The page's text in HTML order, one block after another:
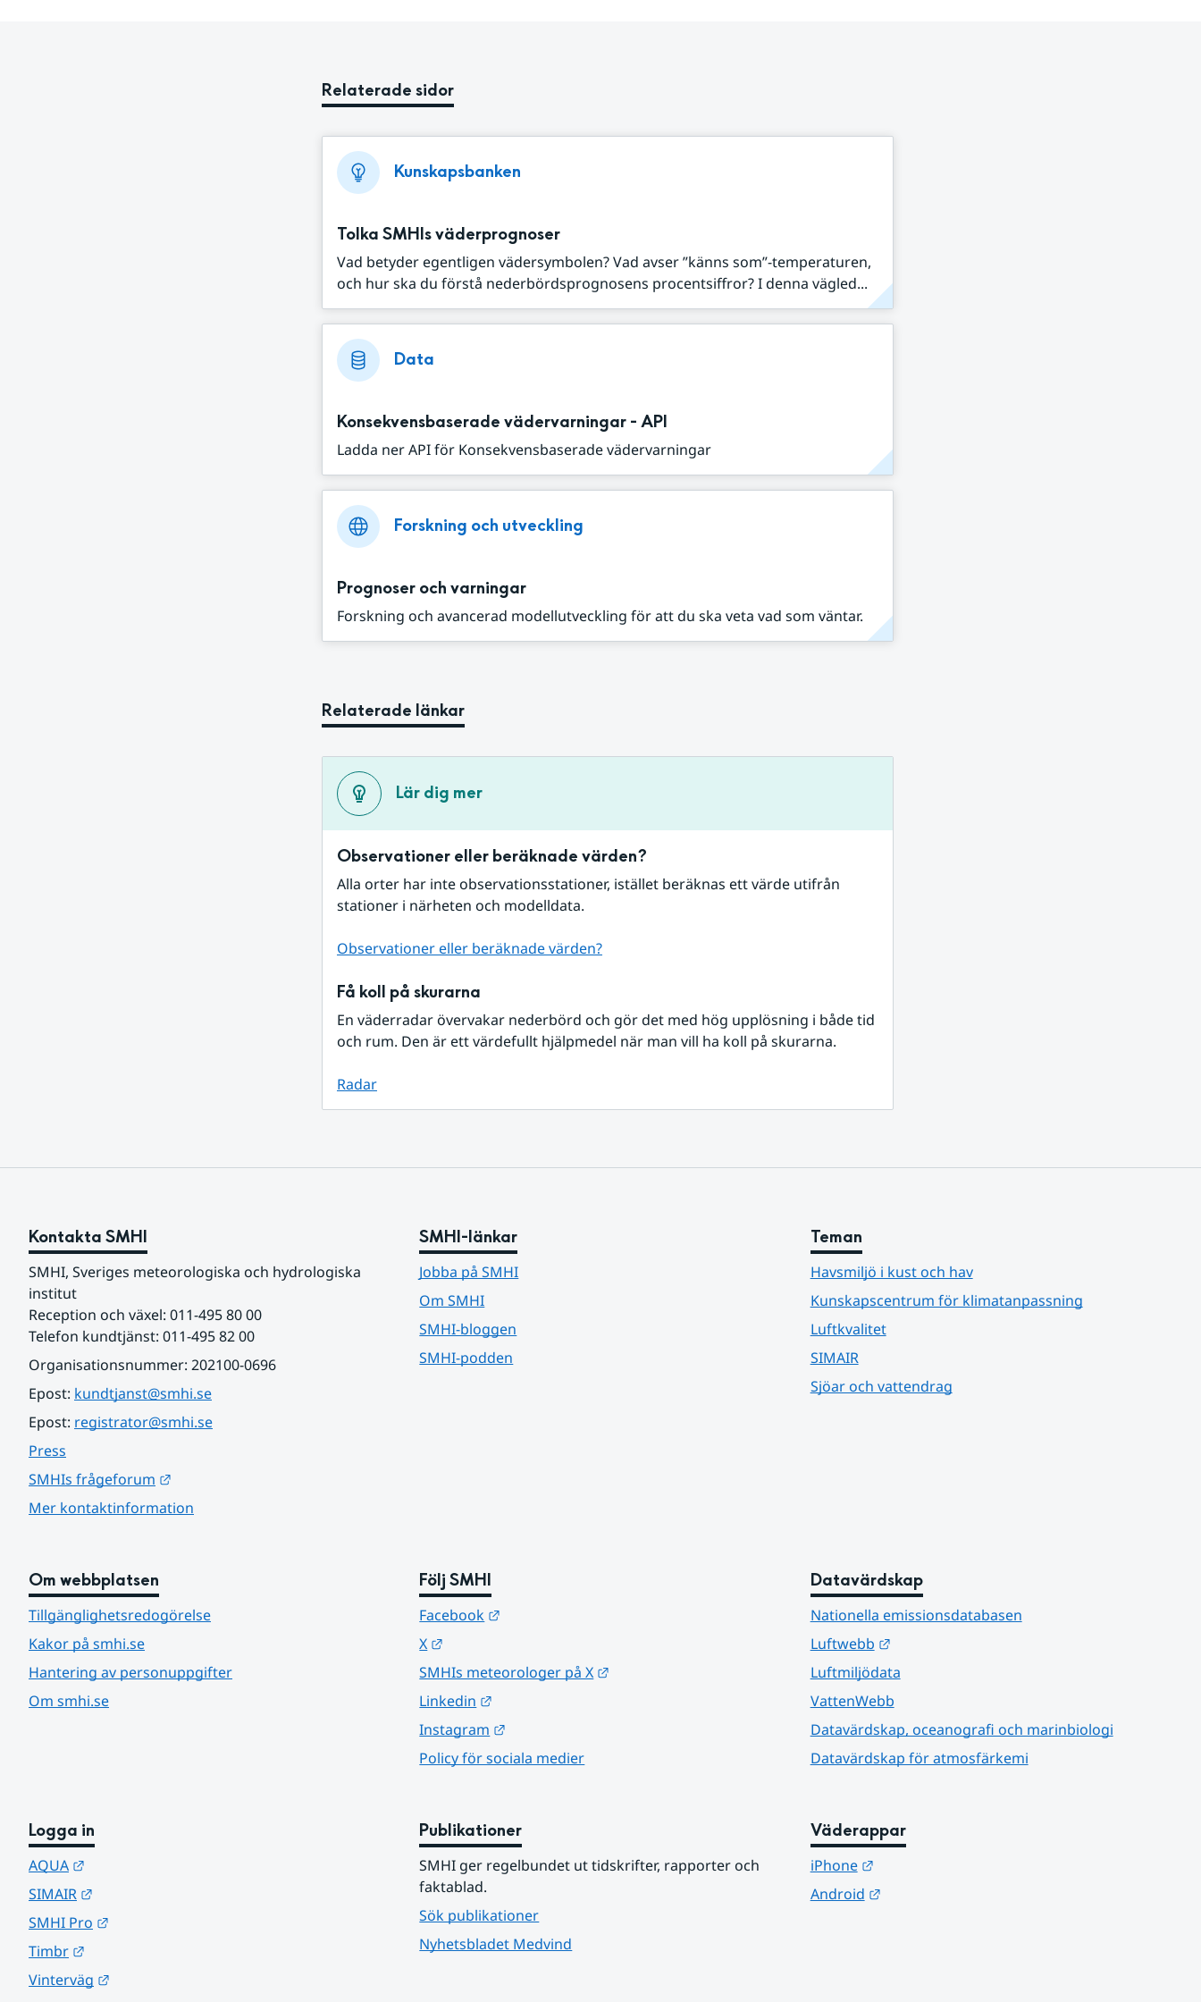
Relaterade sidor
Kunskapsbanken
Tolka SMHIs väderprognoser
Vad betyder egentligen vädersymbolen? Vad avser ”känns som”-temperaturen,
och hur ska du förstå nederbördsprognosens procentsiffror? I denna vägled...
Data
Konsekvensbaserade vädervarningar - API
Ladda ner API för Konsekvensbaserade vädervarningar
Forskning och utveckling
Prognoser och varningar
Forskning och avancerad modellutveckling för att du ska veta vad som väntar.
Relaterade länkar
Lär dig mer
Observationer eller beräknade värden?
Alla orter har inte observationsstationer, istället beräknas ett värde utifrån
stationer i närheten och modelldata.
Observationer eller beräknade värden?
Få koll på skurarna
En väderradar övervakar nederbörd och gör det med hög upplösning i både tid
och rum. Den är ett värdefullt hjälpmedel när man vill ha koll på skurarna.
Radar
Kontakta SMHI
SMHI, Sveriges meteorologiska och hydrologiska
institut
Reception och växel: 011-495 80 00
Telefon kundtjänst: 011-495 82 00
Organisationsnummer: 202100-0696
Epost: kundtjanst@smhi.se
Epost: registrator@smhi.se
Press
SMHIs frågeforum
Mer kontaktinformation
SMHI-länkar
Jobba på SMHI
Om SMHI
SMHI-bloggen
SMHI-podden
Teman
Havsmiljö i kust och hav
Kunskapscentrum för klimatanpassning
Luftkvalitet
SIMAIR
Sjöar och vattendrag
Om webbplatsen
Tillgänglighetsredogörelse
Kakor på smhi.se
Hantering av personuppgifter
Om smhi.se
Följ SMHI
Facebook
X
SMHIs meteorologer på X
Linkedin
Instagram
Policy för sociala medier
Datavärdskap
Nationella emissionsdatabasen
Luftwebb
Länk till annan webbplats.
Luftmiljödata
VattenWebb
Datavärdskap, oceanografi och marinbiologi
Datavärdskap för atmosfärkemi
Logga in
AQUA
SIMAIR
SMHI Pro
Timbr
Vinterväg
Publikationer
SMHI ger regelbundet ut tidskrifter, rapporter och
faktablad.
Sök publikationer
Nyhetsbladet Medvind
Väderappar
iPhone
Länk till annan webbplats.
Android
Länk till annan webbplats.